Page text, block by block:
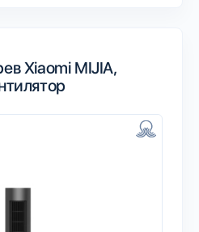
Xiaomi MIJIA,